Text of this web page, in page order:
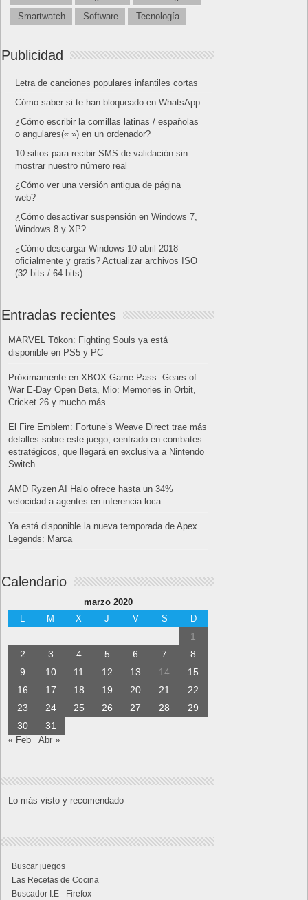
Smartwatch
Software Tecnología
Publicidad
Letra de canciones populares infantiles cortas
Cómo saber si te han bloqueado en WhatsApp
¿Cómo escribir la comillas latinas / españolas
o angulares(« ») en un ordenador?
10 sitios para recibir SMS de validación sin
mostrar nuestro número real
¿Cómo ver una versión antigua de página
web?
¿Cómo desactivar suspensión en Windows 7,
Windows 8 y XP?
¿Cómo descargar Windows 10 abril 2018
oficialmente y gratis? Actualizar archivos ISO
(32 bits / 64 bits)
Entradas recientes
MARVEL Tōkon: Fighting Souls ya está
disponible en PS5 y PC
Próximamente en XBOX Game Pass: Gears of
War E-Day Open Beta, Mio: Memories in Orbit,
Cricket 26 y mucho más
El Fire Emblem: Fortune’s Weave Direct trae más
detalles sobre este juego, centrado en combates
estratégicos, que llegará en exclusiva a Nintendo
Switch
AMD Ryzen AI Halo ofrece hasta un 34%
velocidad a agentes en inferencia loca
Ya está disponible la nueva temporada de Apex
Legends: Marca
Calendario
marzo 2020
L
M X J V S D
1
2
3 4 5 6 7
8
9
10 11 12 13 14
15
16
17 18 19 20 21
22
23
24 25 26 27 28
29
30
31
« Feb Abr »
Lo más visto y recomendado
Buscar juegos
Las Recetas de Cocina
Buscador I.E - Firefox